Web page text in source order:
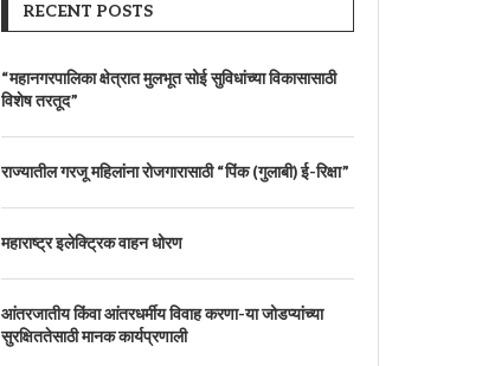
RECENT POSTS
“महानगरपालिका क्षेत्रात मुलभूत सोई सुविधांच्या विकासासाठी
विशेष तरतूद”
राज्यातील गरजू महिलांना रोजगारासाठी “पिंक (गुलाबी) ई-रिक्षा”
महाराष्ट्र इलेक्ट्रिक वाहन धोरण
आंतरजातीय किंवा आंतरधर्मीय विवाह करणा-या जोडप्यांच्या
सुरक्षिततेसाठी मानक कार्यप्रणाली